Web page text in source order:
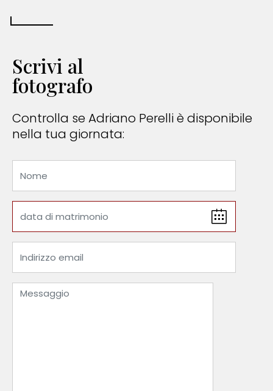
Scrivi al
fotografo
Controlla se Adriano Perelli è disponibile
nella tua giornata: